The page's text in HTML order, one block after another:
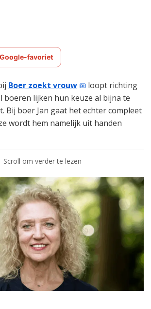
favoriet
Boer zoekt vrouw
loopt richting
boeren lijken hun keuze al bijna te
Bij boer Jan gaat het echter compleet
wordt hem namelijk uit handen
Scroll om verder te lezen